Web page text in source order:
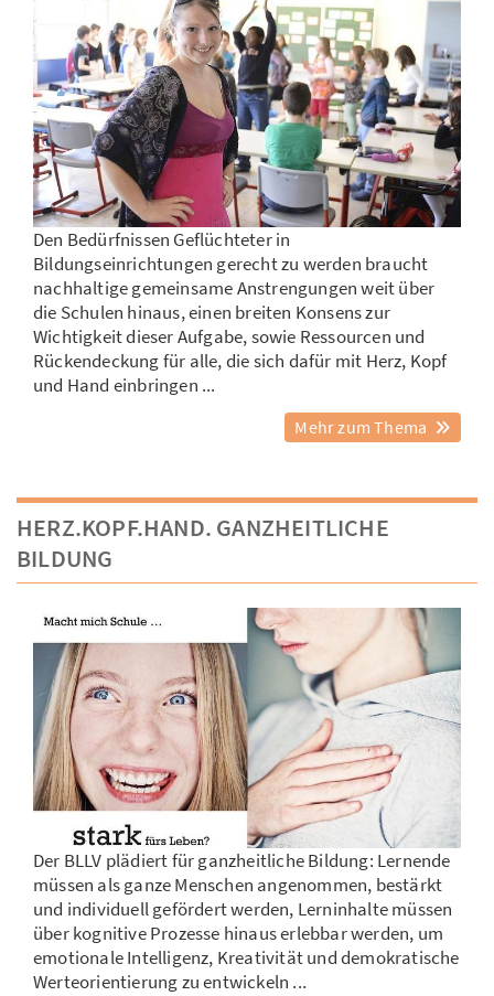
Den Bedürfnissen Geflüchteter in
Bildungseinrichtungen gerecht zu werden braucht
nachhaltige gemeinsame Anstrengungen weit über
die Schulen hinaus, einen breiten Konsens zur
Wichtigkeit dieser Aufgabe, sowie Ressourcen und
Rückendeckung für alle, die sich dafür mit Herz, Kopf
und Hand einbringen ...
Mehr zum Thema
HERZ.KOPF.HAND. GANZHEITLICHE
BILDUNG
Der BLLV plädiert für ganzheitliche Bildung: Lernende
müssen als ganze Menschen angenommen, bestärkt
und individuell gefördert werden, Lerninhalte müssen
über kognitive Prozesse hinaus erlebbar werden, um
emotionale Intelligenz, Kreativität und demokratische
Werteorientierung zu entwickeln ...